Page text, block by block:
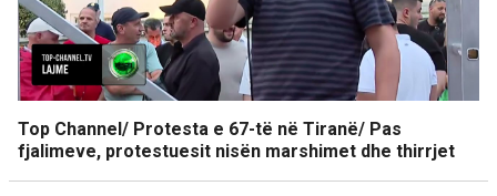
Top Channel/ Protesta e 67-të në Tiranë/ Pas
fjalimeve, protestuesit nisën marshimet dhe thirrjet